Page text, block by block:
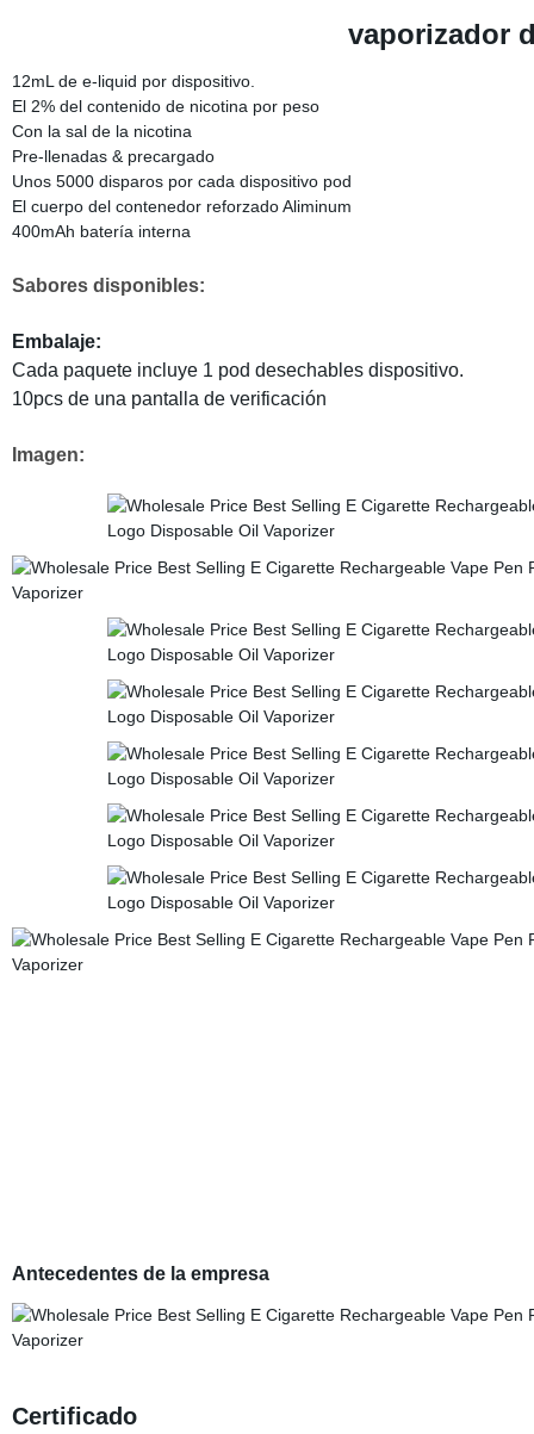
vaporizador
12mL de e-liquid por dispositivo.
El 2% del contenido de nicotina por peso
Con la sal de la nicotina
Pre-llenadas & precargado
Unos 5000 disparos por cada dispositivo pod
El cuerpo del contenedor reforzado Aliminum
400mAh batería interna
Sabores disponibles:
Embalaje:
Cada paquete incluye 1 pod desechables dispositivo.
10pcs de una pantalla de verificación
Imagen:
Antecedentes de la empresa
Certificado